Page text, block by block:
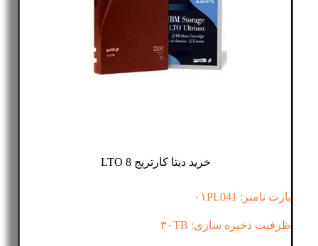
خرید دیتا کارتریج LTO 8
پارت نامبر: ۰۱PL041
ظرفیت ذخیره سازی: ۳۰TB